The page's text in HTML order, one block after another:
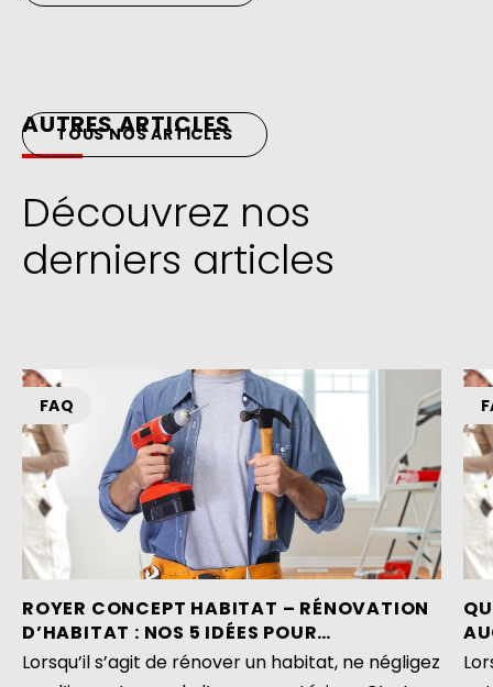
AUTRES ARTICLES
Découvrez nos
derniers articles
TOUS NOS ARTICLES
ROYER CONCEPT HABITAT – RÉNOVATION
D’HABITAT : NOS 5 IDÉES POUR
TRANSFORMER VOTRE ESPACE EXTÉRIEUR
Lorsqu’il s’agit de rénover un habitat, ne négligez
FAQ